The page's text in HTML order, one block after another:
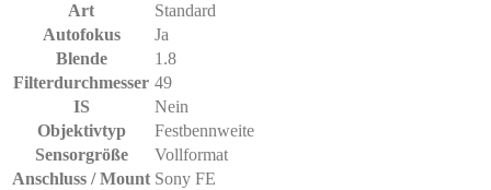
Art
Standard
Autofokus
Ja
Blende
1.8
Filterdurchmesser 49
IS
Nein
Objektivtyp
Festbennweite
Sensorgröße
Vollformat
Anschluss / Mount Sony FE